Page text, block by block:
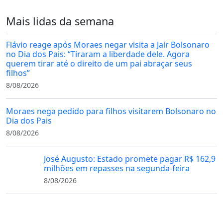
Mais lidas da semana
Flávio reage após Moraes negar visita a Jair Bolsonaro
no Dia dos Pais: “Tiraram a liberdade dele. Agora
querem tirar até o direito de um pai abraçar seus
filhos”
8/08/2026
Moraes nega pedido para filhos visitarem Bolsonaro no
Dia dos Pais
8/08/2026
José Augusto: Estado promete pagar R$ 162,9
milhões em repasses na segunda-feira
8/08/2026